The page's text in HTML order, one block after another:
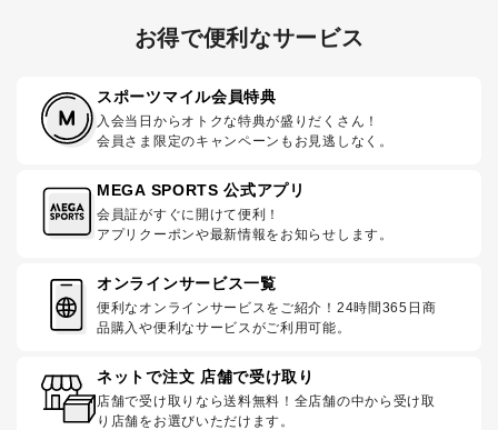
お得で便利なサービス
スポーツマイル会員特典
入会当日からオトクな特典が盛りだくさん！
会員さま限定のキャンペーンもお見逃しなく。
MEGA SPORTS 公式アプリ
会員証がすぐに開けて便利！
アプリクーポンや最新情報をお知らせします。
オンラインサービス一覧
便利なオンラインサービスをご紹介！24時間365日商
品購入や便利なサービスがご利用可能。
ネットで注文 店舗で受け取り
店舗で受け取りなら送料無料！全店舗の中から受け取
り店舗をお選びいただけます。